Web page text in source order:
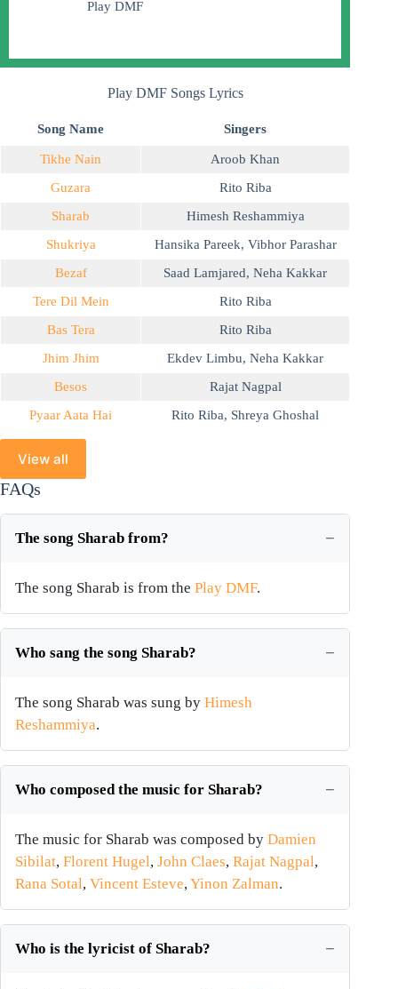
Play DMF
Play DMF Songs Lyrics
Song Name Singers
Tikhe Nain
Aroob Khan
Guzara
Rito Riba
Sharab
Himesh Reshammiya
Shukriya
Hansika Pareek, Vibhor Parashar
Bezaf
Saad Lamjared, Neha Kakkar
Tere Dil Mein
Rito Riba
Bas Tera
Rito Riba
Jhim Jhim
Ekdev Limbu, Neha Kakkar
Besos
Rajat Nagpal
Pyaar Aata Hai
Rito Riba, Shreya Ghoshal
View all
FAQs
The song Sharab from?
The song Sharab is from the Play DMF.
Who sang the song Sharab?
The song Sharab was sung by Himesh
Reshammiya.
Who composed the music for Sharab?
The music for Sharab was composed by Damien
Sibilat, Florent Hugel, John Claes, Rajat Nagpal,
Rana Sotal, Vincent Esteve,Yinon Zalman.
Who is the lyricist of Sharab?